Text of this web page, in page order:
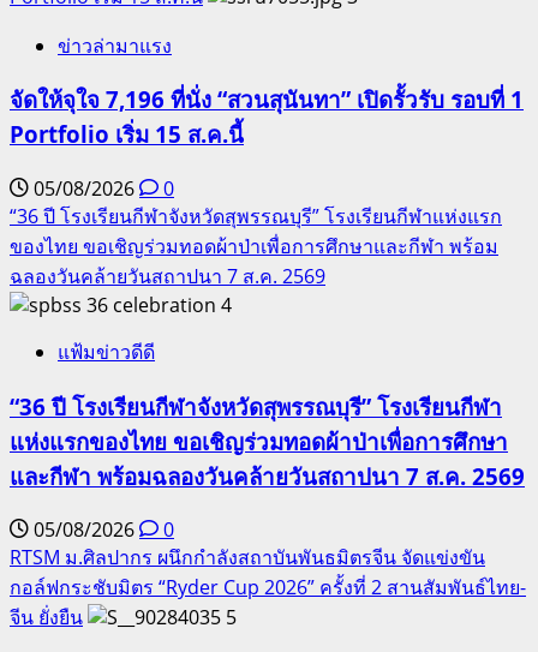
ข่าวล่ามาแรง
จัดให้จุใจ 7,196 ที่นั่ง “สวนสุนันทา” เปิดรั้วรับ รอบที่ 1
Portfolio เริ่ม 15 ส.ค.นี้
05/08/2026
0
“36 ปี โรงเรียนกีฬาจังหวัดสุพรรณบุรี” โรงเรียนกีฬาแห่งแรก
ของไทย ขอเชิญร่วมทอดผ้าป่าเพื่อการศึกษาและกีฬา พร้อม
ฉลองวันคล้ายวันสถาปนา 7 ส.ค. 2569
4
แฟ้มข่าวดีดี
“36 ปี โรงเรียนกีฬาจังหวัดสุพรรณบุรี” โรงเรียนกีฬา
แห่งแรกของไทย ขอเชิญร่วมทอดผ้าป่าเพื่อการศึกษา
และกีฬา พร้อมฉลองวันคล้ายวันสถาปนา 7 ส.ค. 2569
05/08/2026
0
RTSM ม.ศิลปากร ผนึกกำลังสถาบันพันธมิตรจีน จัดแข่งขัน
กอล์ฟกระชับมิตร “Ryder Cup 2026” ครั้งที่ 2 สานสัมพันธ์ไทย-
จีน ยั่งยืน
5